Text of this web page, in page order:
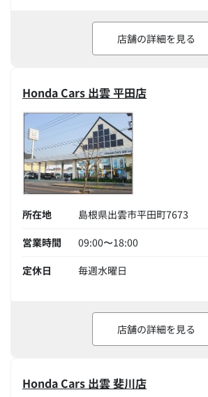
店舗の詳細を見る
Honda Cars 出雲 平田店
所在地
島根県出雲市平田町7673
営業時間
09:00〜18:00
定休日
毎週水曜日
店舗の詳細を見る
Honda Cars 出雲 斐川店